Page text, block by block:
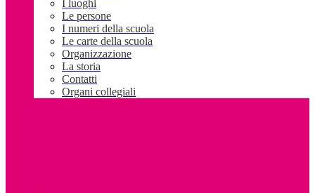
I luoghi
Le persone
I numeri della scuola
Le carte della scuola
Organizzazione
La storia
Contatti
Organi collegiali